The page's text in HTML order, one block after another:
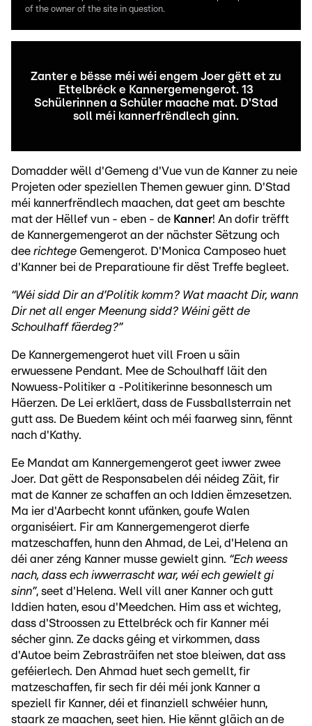
of the owner of the site in question.
Zanter e bësse méi wéi engem Joer gëtt et zu
Ettelbréck e Kannergemengerot. 13
Schülerinnen a Schüler maache mat. D'Stad
soll méi kannerfrëndlech ginn.
Domadder wëll d'Gemeng d'Vue vun de Kanner zu neie
Projeten oder speziellen Themen gewuer ginn. D'Stad
méi kannerfrëndlech maachen, dat geet am beschte
mat der Hëllef vun - eben - de Kanner! An dofir trëfft
de Kannergemengerot an der nächster Sëtzung och
dee richtege Gemengerot. D'Monica Camposeo huet
d'Kanner bei de Preparatioune fir dëst Treffe begleet.
“Wéi sidd Dir an d’Politik komm? Wat maacht Dir, wann
Dir net all enger Meenung sidd? Wéini gëtt de
Schoulhaff fäerdeg?”
De Kannergemengerot huet vill Froen u säin
erwuessene Pendant. Mee de Schoulhaff läit den
Nowuess-Politiker a -Politikerinne besonnesch um
Häerzen. De Lei erkläert, dass de Fussballsterrain net
gutt ass. De Buedem kéint och méi faarweg sinn, fënnt
nach d'Kathy.
Ee Mandat am Kannergemengerot geet iwwer zwee
Joer. Dat gëtt de Responsabelen déi néideg Zäit, fir
mat de Kanner ze schaffen an och Iddien ëmzesetzen.
Ma ier d'Aarbecht konnt ufänken, goufe Walen
organiséiert. Fir am Kannergemengerot dierfe
matzeschaffen, hunn den Ahmad, de Lei, d'Helena an
déi aner zéng Kanner musse gewielt ginn. “Ech weess
nach, dass ech iwwerrascht war, wéi ech gewielt gi
sinn”, seet d'Helena. Well vill aner Kanner och gutt
Iddien haten, esou d'Meedchen. Him ass et wichteg,
dass d'Stroossen zu Ettelbréck och fir Kanner méi
sécher ginn. Ze dacks géing et virkommen, dass
d'Autoe beim Zebrasträifen net stoe bleiwen, dat ass
geféierlech. Den Ahmad huet sech gemellt, fir
matzeschaffen, fir sech fir déi méi jonk Kanner a
speziell fir Kanner, déi et finanziell schwéier hunn,
staark ze maachen, seet hien. Hie kënnt gläich an de